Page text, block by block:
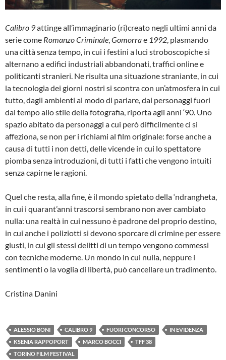
Calibro 9attinge all’immaginario (ri)creato negli ultimi anni da
serie come Romanzo Criminale,Gomorrae 1992, plasmando
una città senza tempo, in cui i festini a luci stroboscopiche si
alternano a edifici industriali abbandonati, traffici online e
politicanti stranieri. Ne risulta una situazione straniante, in cui
la tecnologia dei giorni nostri si scontra con un’atmosfera in cui
tutto, dagli ambienti al modo di parlare, dai personaggi fuori
dal tempo allo stile della fotografia, riporta agli anni ‘90. Uno
spazio abitato da personaggi a cui però difficilmente ci si
affeziona, se non per i richiami al film originale: forse anche a
causa di tutti i non detti, delle vicende in cui lo spettatore
piomba senza introduzioni, di tutti i fatti che vengono intuiti
senza capirne le ragioni.
Quel che resta, alla fine, è il mondo spietato della ‘ndrangheta,
in cui i quarant’anni trascorsi sembrano non aver cambiato
nulla: una realtà in cui nessuno è padrone del proprio destino,
in cui anche i poliziotti si devono sporcare di crimine per essere
giusti, in cui gli stessi delitti di un tempo vengono commessi
con tecniche moderne. Un mondo in cui nulla, neppure i
sentimenti o la voglia di libertà, può cancellare un tradimento.
Cristina Danini
ALESSIO BONI CALIBRO 9 FUORI CONCORSO
IN EVIDENZA
KSENIA RAPPOPORT
MARCO BOCCI
TFF 38
TORINO FILM FESTIVAL